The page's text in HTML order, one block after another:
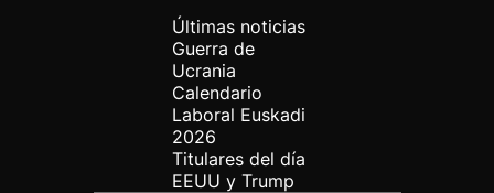
Últimas noticias
Guerra de
Ucrania
Calendario
Laboral Euskadi
2026
Titulares del día
EEUU y Trump